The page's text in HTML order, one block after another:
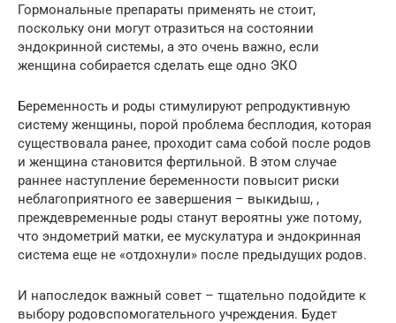
Гормональные препараты применять не стоит,
поскольку они могут отразиться на состоянии
эндокринной системы, а это очень важно, если
женщина собирается сделать еще одно ЭКО
Беременность и роды стимулируют репродуктивную
систему женщины, порой проблема бесплодия, которая
существовала ранее, проходит сама собой после родов
и женщина становится фертильной. В этом случае
раннее наступление беременности повысит риски
неблагоприятного ее завершения – выкидыш, ,
преждевременные роды станут вероятны уже потому,
что эндометрий матки, ее мускулатура и эндокринная
система еще не «отдохнули» после предыдущих родов.
И напоследок важный совет – тщательно подойдите к
выбору родовспомогательного учреждения. Будет